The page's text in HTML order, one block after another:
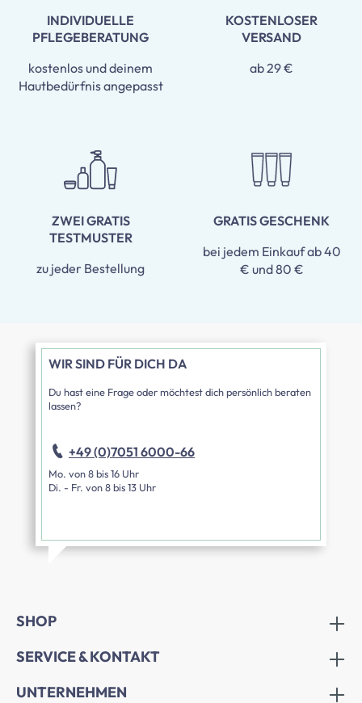
INDIVIDUELLE
PFLEGEBERATUNG
kostenlos und deinem
Hautbedürfnis angepasst
KOSTENLOSER
VERSAND
ab 29 €
ZWEI GRATIS
TESTMUSTER
zu jeder Bestellung
GRATIS GESCHENK
bei jedem Einkauf ab 40
€ und 80 €
WIR SIND FÜR DICH DA
Du hast eine Frage oder möchtest dich persönlich beraten
lassen?
+49 (0)7051 6000-66
Mo. von 8 bis 16 Uhr
Di. - Fr. von 8 bis 13 Uhr
SHOP
SERVICE & KONTAKT
UNTERNEHMEN